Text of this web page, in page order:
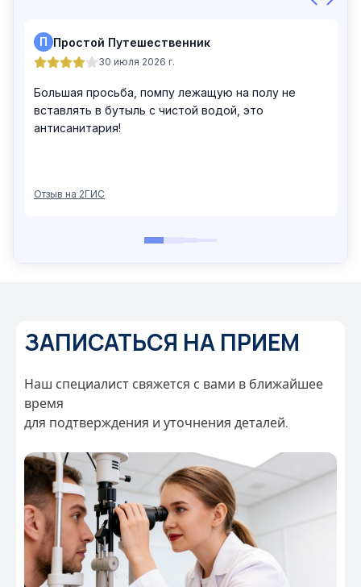
ЗАПИСАТЬСЯ НА ПРИЕМ
Наш специалист свяжется с вами в ближайшее
время
для подтверждения и уточнения деталей.